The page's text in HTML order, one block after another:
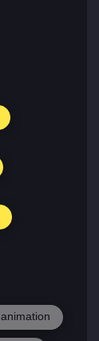
animation